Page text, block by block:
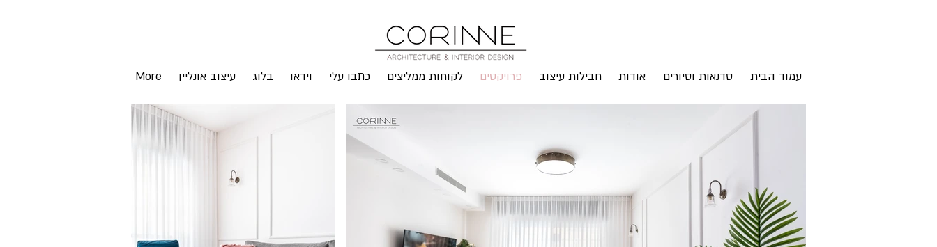
עמוד הבית סדנאות וסיורים אודות חבילות עיצוב פרויקטים לקוחות ממליצים כתבו עלי וידאו בלוג עיצוב אונליין More